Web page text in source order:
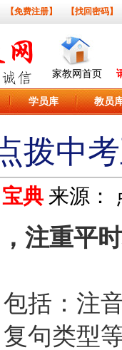
【免费注册】 【找回密码】
家教网首页
学员库 教员
拨中
典来源：
注重平
：注音
句类型